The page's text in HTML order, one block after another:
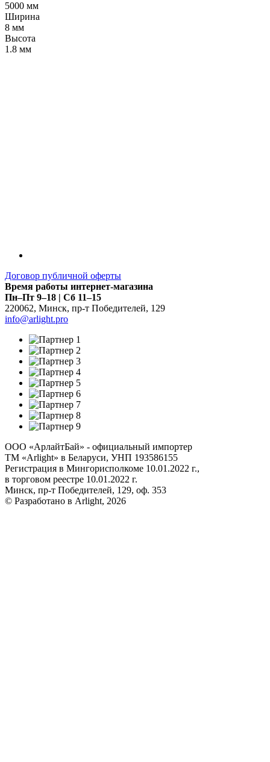
5000 мм
Ширина
8 мм
Высота
1.8 мм
Договор публичной оферты
Время работы интернет-магазина
Пн–Пт 9–18 | Сб 11–15
220062, Минск, пр-т Победителей, 129
info@arlight.pro
ООО «АрлайтБай» - официальный импортер
ТМ «Arlight» в Беларуси, УНП 193586155
Регистрация в Мингорисполкоме 10.01.2022 г.,
в торговом реестре 10.01.2022 г.
Минск, пр-т Победителей, 129, оф. 353
© Разработано в Arlight, 2026